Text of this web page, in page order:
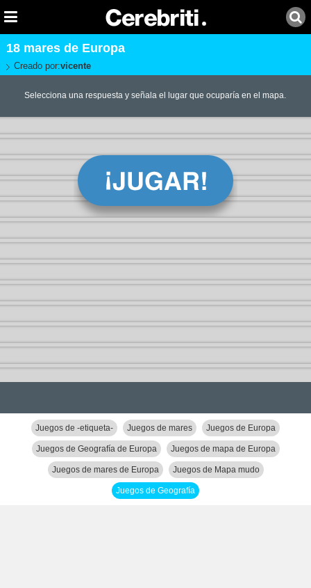
18 mares de Europa
Creado por:vicente
Selecciona una respuesta y señala el lugar que ocuparía en el mapa.
Juegos de -etiqueta- Juegos de mares Juegos de Europa
Juegos de Geografía de Europa Juegos de mapa de Europa
Juegos de mares de Europa Juegos de Mapa mudo
Juegos de Geografía